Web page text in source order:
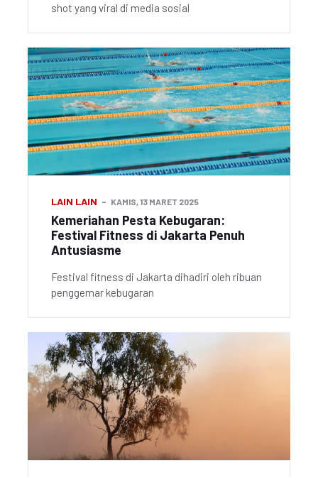
shot yang viral di media sosial
LAIN LAIN KAMIS, 13 MARET 2025
Kemeriahan Pesta Kebugaran:
Festival Fitness di Jakarta Penuh
Antusiasme
Festival fitness di Jakarta dihadiri oleh ribuan
penggemar kebugaran